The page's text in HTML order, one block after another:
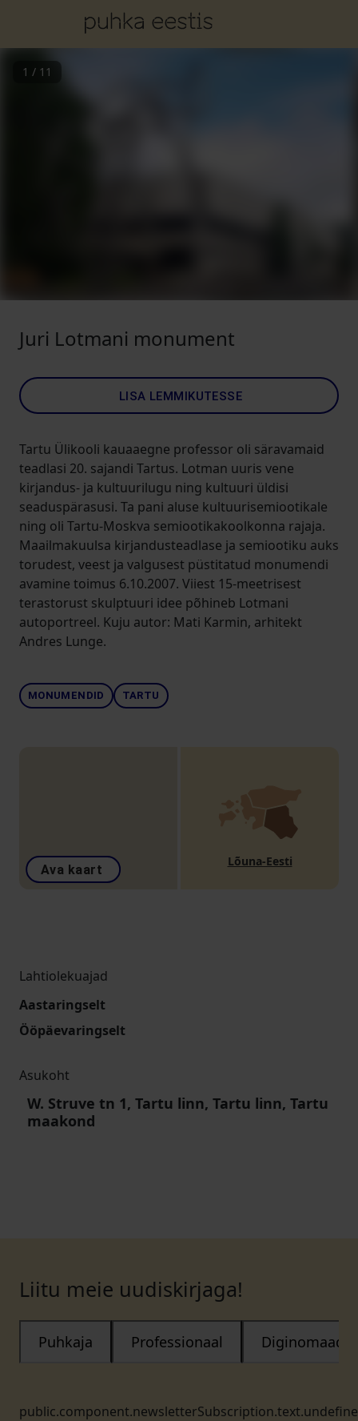
1 / 11
Juri Lotmani monument
LISA LEMMIKUTESSE
Tartu Ülikooli kauaaegne professor oli säravamaid
teadlasi 20. sajandi Tartus. Lotman uuris vene
kirjandus- ja kultuurilugu ning kultuuri üldisi
seaduspärasusi. Ta pani aluse kultuurisemiootikale
ning oli Tartu-Moskva semiootikakoolkonna rajaja.
Maailmakuulsa kirjandusteadlase ja semiootiku auks
torudest, veest ja valgusest püstitatud monumendi
avamine toimus 6.10.2007. Viiest 15-meetrisest
terastorust skulptuuri idee põhineb Lotmani
autoportreel. Kuju autor: Mati Karmin, arhitekt
Andres Lunge.
MONUMENDID TARTU
Ava kaart
Lõuna-Eesti
Lahtiolekuajad
Aastaringselt
Ööpäevaringselt
Asukoht
W. Struve tn 1, Tartu linn, Tartu linn, Tartu
maakond
Liitu meie uudiskirjaga!
Puhkaja Professionaal Diginomaad